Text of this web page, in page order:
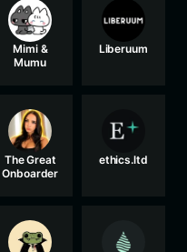
Mimi &
Mumu
Liberuum
The Great
Onboarder
ethics.ltd